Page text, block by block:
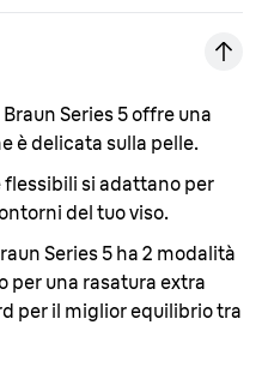
Braun Series 5 offre una
è delicata sulla pelle.
flessibili si adattano per
del tuo viso.
Series 5 ha 2 modalità
per una rasatura extra
per il miglior equilibrio tra